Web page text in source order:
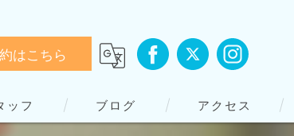
はこちら
ッフ ブログ アクセス